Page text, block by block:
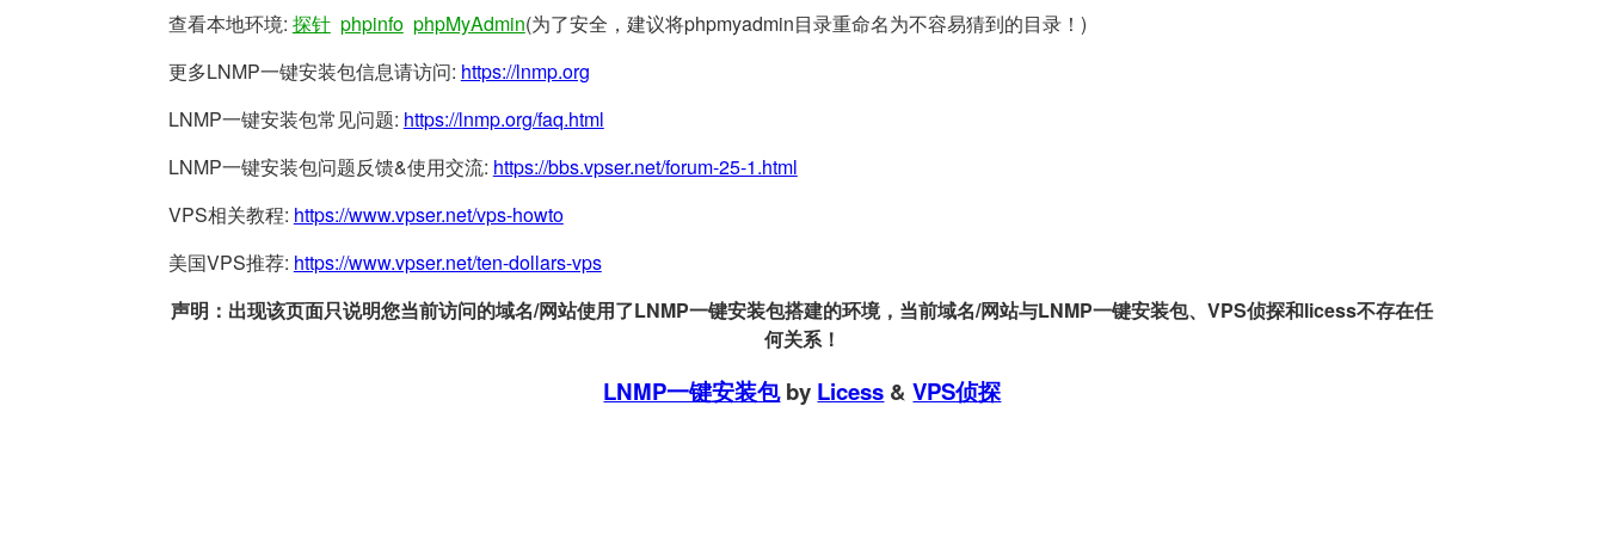
查看本地环境: 探针 phpinfo phpMyAdmin(为了安全，建议将phpmyadmin目录重命名为不容易猜到的目录！)
更多LNMP一键安装包信息请访问: https://lnmp.org
LNMP一键安装包常见问题: https://lnmp.org/faq.html
LNMP一键安装包问题反馈&使用交流: https://bbs.vpser.net/forum-25-1.html
VPS相关教程: https://www.vpser.net/vps-howto
美国VPS推荐: https://www.vpser.net/ten-dollars-vps
声明：出现该页面只说明您当前访问的域名/网站使用了LNMP一键安装包搭建的环境，当前域名/网站与LNMP一键安装包、VPS侦探和licess不存在任
何关系！
LNMP一键安装包by Licess &VPS侦探